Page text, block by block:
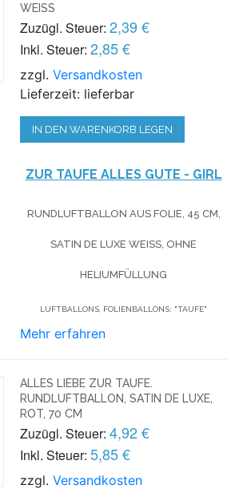
WEISS
Zuzügl. Steuer: 2,39 €
Inkl. Steuer: 2,85 €
zzgl.Versandkosten
Lieferzeit: lieferbar
IN DEN WARENKORB LEGEN
ZUR TAUFE ALLES GUTE - GIRL
RUNDLUFTBALLON AUS FOLIE, 45 CM,
SATIN DE LUXE WEISS, OHNE H
ELIUMFÜLLUNG
LUFTBALLONS, FOLIENBALLONS: "TAUFE"
Mehr erfahren
ALLES LIEBE ZUR TAUFE.
RUNDLUFTBALLON, SATIN DE LUXE,
ROT, 70 CM
Zuzügl. Steuer: 4,92 €
Inkl. Steuer: 5,85 €
zzgl.Versandkosten